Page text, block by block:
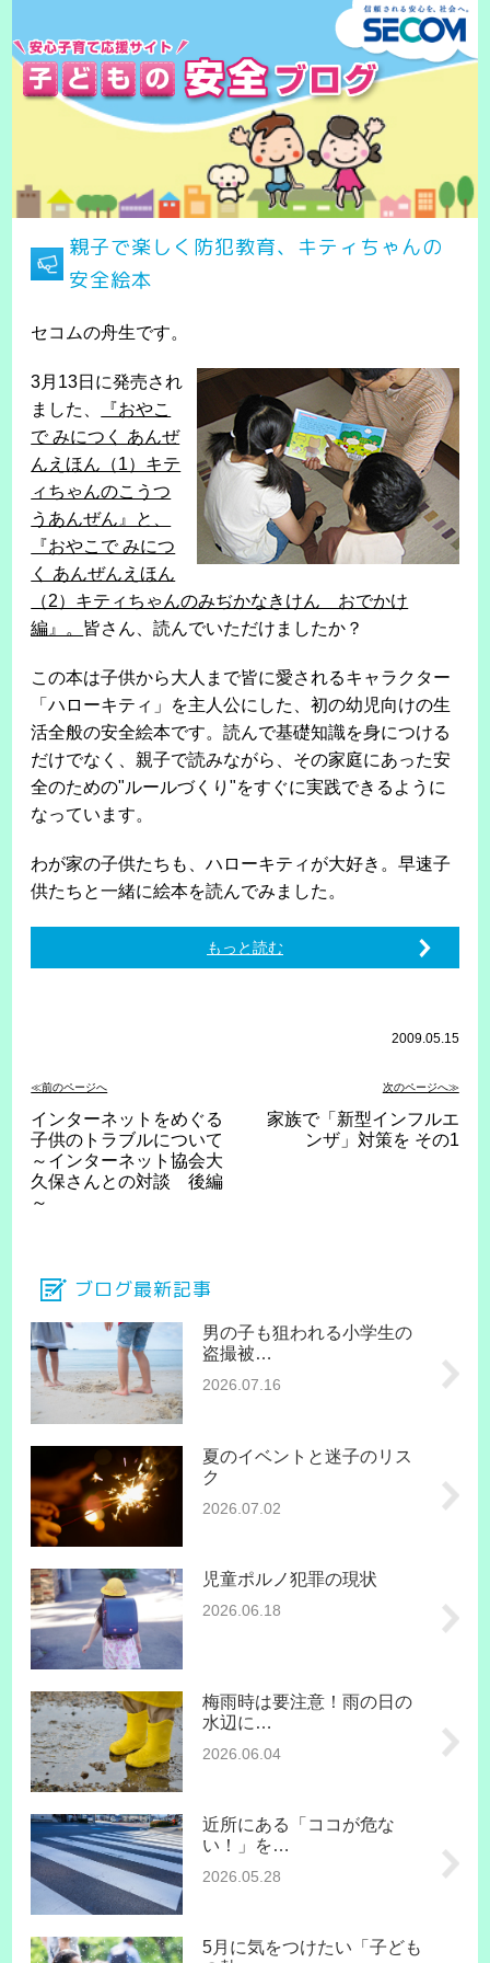
親子で楽しく防犯教育、キティちゃんの
安全絵本
セコムの舟生です。
3月13日に発売され
ました、
『おやこ
で みにつく あんぜ
んえほん（1）キテ
ィちゃんのこうつ
うあんぜん』と、
『おやこで みにつ
く あんぜんえほん
（2）キティちゃんのみぢかなきけん おでかけ
編』。 皆さん、読んでいただけましたか？
この本は子供から大人まで皆に愛されるキャラクター
「ハローキティ」を主人公にした、初の幼児向けの生
活全般の安全絵本です。読んで基礎知識を身につける
だけでなく、親子で読みながら、その家庭にあった安
全のための"ルールづくり"をすぐに実践できるように
なっています。
わが家の子供たちも、ハローキティが大好き。早速子
供たちと一緒に絵本を読んでみました。
もっと読む
2009.05.15
≪前のページへ 次のページへ≫
インターネットをめぐる
子供のトラブルについて
～インターネット協会大
久保さんとの対談 後編
～
家族で「新型インフルエ
ンザ」対策を その1
ブログ最新記事
男の子も狙われる小学生の
盗撮被…
2026.07.16
夏のイベントと迷子のリス
ク
2026.07.02
児童ポルノ犯罪の現状
2026.06.18
梅雨時は要注意！雨の日の
水辺に…
2026.06.04
近所にある「ココが危な
い！」を…
2026.05.28
5月に気をつけたい「子ども